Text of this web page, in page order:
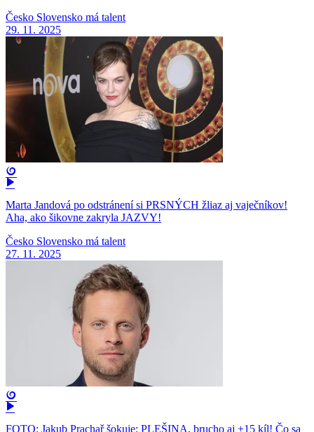
Česko Slovensko má talent
29. 11. 2025
Marta Jandová po odstránení si PRSNÝCH žliaz aj vaječníkov!
Aha, ako šikovne zakryla JAZVY!
Česko Slovensko má talent
27. 11. 2025
FOTO: Jakub Prachař šokuje: PLEŠINA, brucho aj +15 kíl! Čo sa